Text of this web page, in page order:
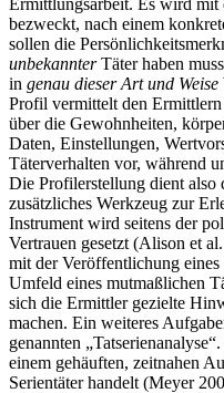
bezweckt, nach einem
sollen die
unbekannterTäter haben
in genau dieser Art und Weise
Profil vermittelt den
über die Gewohnheiten,
Daten, Einstellungen,
Täterverhalten vor, während
Die Profilerstellung dient also
zusätzliches Werkzeug zur
Instrument wird seitens der
Vertrauen gesetzt (Alison et
mit der Veröffentlichung
Umfeld eines mutmaßlichen
sich die Ermittler gezielte
machen. Ein weiteres
genannten
einem gehäuften, zeitnahen
Serientäter handelt (Meyer